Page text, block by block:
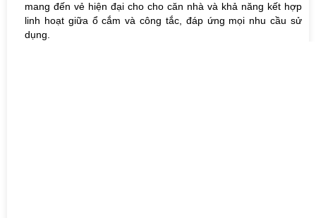
mang đến vẻ hiện đại cho cho căn nhà và khả năng kết hợp
linh hoạt giữa ổ cắm và công tắc, đáp ứng mọi nhu cầu sử
dụng.